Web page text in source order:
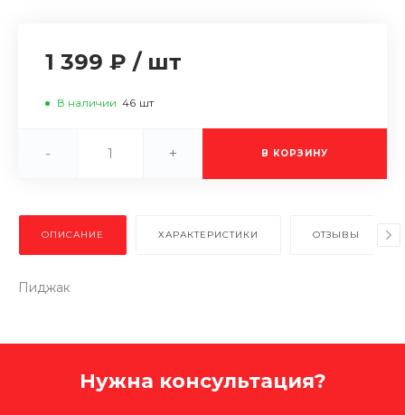
1 399 ₽ / шт
В наличии 46 шт
- + В КОРЗИНУ
ОПИСАНИЕ ХАРАКТЕРИСТИКИ ОТЗЫВЫ
Пиджак
Нужна консультация?